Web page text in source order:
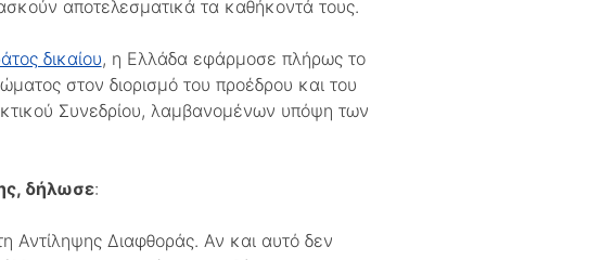
αποτελεσματικά τα καθήκοντά τους.
δικαίου, η Ελλάδα εφάρμοσε πλήρως το
στον διορισμό του προέδρου και του
Συνεδρίου, λαμβανομένων υπόψη των
δήλωσε:
Αντίληψης Διαφθοράς. Αν και αυτό δεν